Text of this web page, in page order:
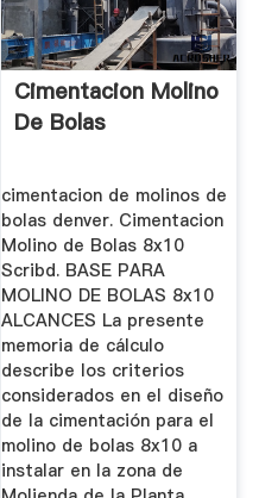
Cimentacion Molino
De Bolas
cimentacion de molinos de
bolas denver. Cimentacion
Molino de Bolas 8x10
Scribd. BASE PARA
MOLINO DE BOLAS 8x10
ALCANCES La presente
memoria de cálculo
describe los criterios
considerados en el diseño
de la cimentación para el
molino de bolas 8x10 a
instalar en la zona de